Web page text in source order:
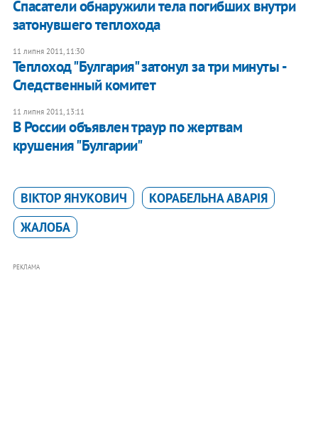
Спасатели обнаружили тела погибших внутри
затонувшего теплохода
11 липня 2011, 11:30
​Теплоход "Булгария" затонул за три минуты -
Следственный комитет
11 липня 2011, 13:11
​В России объявлен траур по жертвам
крушения "Булгарии"
ВІКТОР ЯНУКОВИЧ
КОРАБЕЛЬНА АВАРІЯ
ЖАЛОБА
РЕКЛАМА